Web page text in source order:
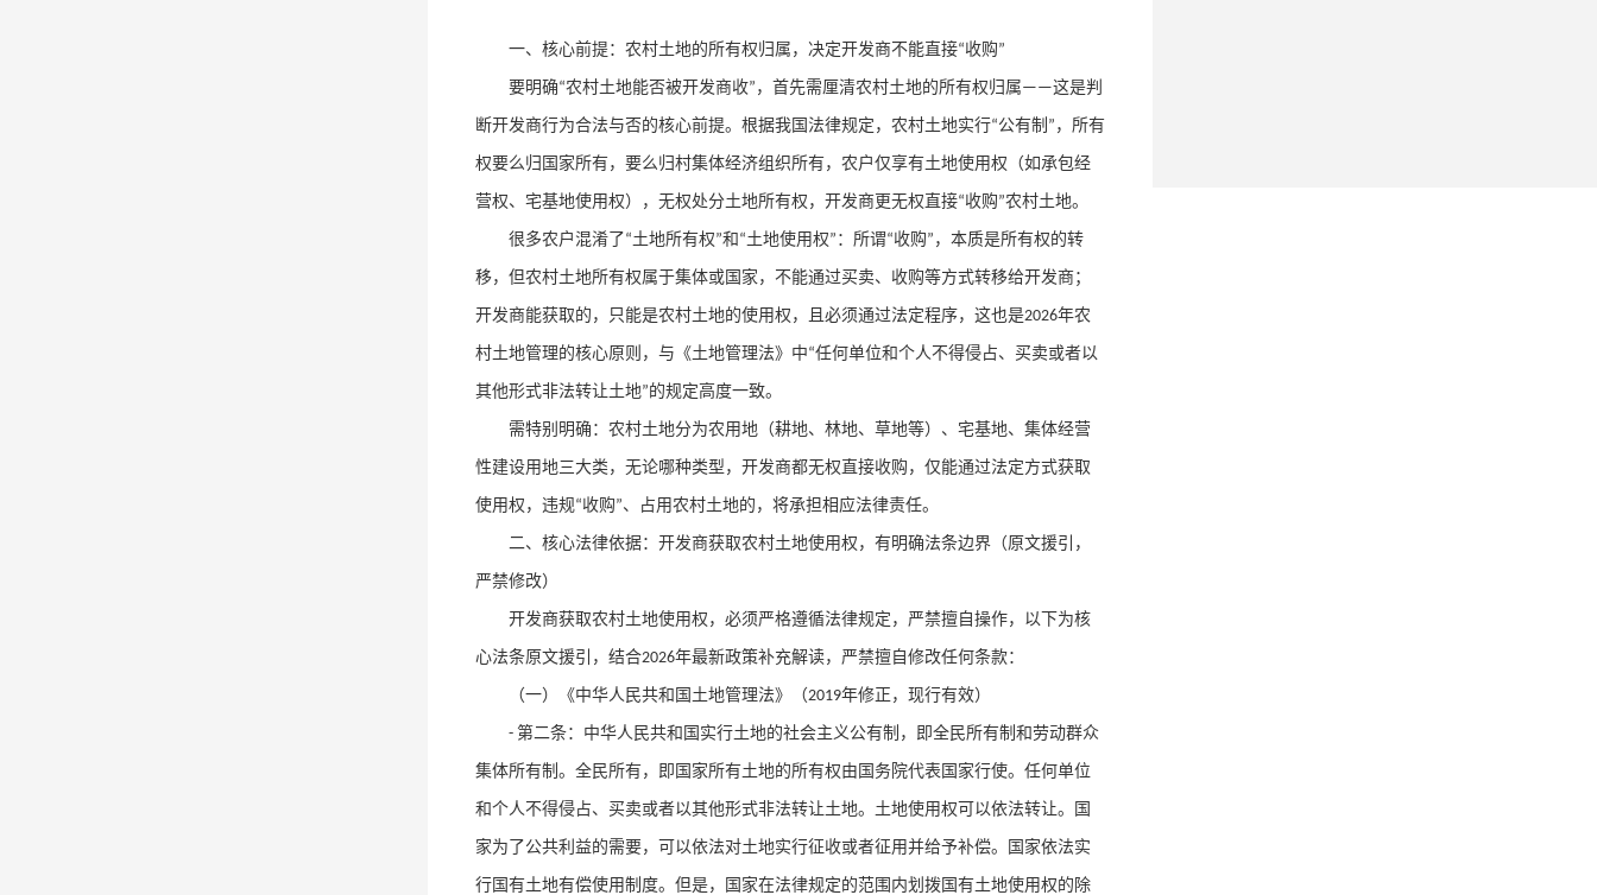
一、核心前提：农村土地的所有权归属，决定开发商不能直接“收购”
要明确“农村土地能否被开发商收” ，首先需厘清农村土地的所有权归属——这是判
断开发商行为合法与否的核心前提。根据我国法律规定，农村土地实行“公有制 ” ，所有
权要么归国家所有，要么归村集体经济组织所有，农户仅享有土地使用权（如承包经
营权、宅基地使用权），无权处分土地所有权，开发商更无权直接“收购”农村土地。
很多农户混淆了“土地所有权”和 “土地使用权” ：所谓“收购” ，本质是所有权的转
移，但农村土地所有权属于集体或国家，不能通过买卖、收购等方式转移给开发商；
开发商能获取的，只能是农村土地的使用权，且必须通过法定程序，这也是2026年农
村土地管理的核心原则，与《土地管理法》中“任何单位和个人不得侵占、买卖或者以
其他形式非法转让土地”的规定高度一致。
需特别明确：农村土地分为农用地（耕地、林地、草地等）、宅基地、集体经营
性建设用地三大类，无论哪种类型，开发商都无权直接收购，仅能通过法定方式获取
使用权，违规“收购”、占用农村土地的，将承担相应法律责任。
二、核心法律依据：开发商获取农村土地使用权，有明确法条边界（原文援引，
严禁修改）
开发商获取农村土地使用权，必须严格遵循法律规定，严禁擅自操作，以下为核
心法条原文援引，结合2026年最新政策补充解读，严禁擅自修改任何条款：
（一）《中华人民共和国土地管理法》（2019年修正，现行有效）
- 第二条：中华人民共和国实行土地的社会主义公有制，即全民所有制和劳动群众
集体所有制。全民所有，即国家所有土地的所有权由国务院代表国家行使。任何单位
和个人不得侵占、买卖或者以其他形式非法转让土地。土地使用权可以依法转让。国
家为了公共利益的需要，可以依法对土地实行征收或者征用并给予补偿。国家依法实
行国有土地有偿使用制度。但是，国家在法律规定的范围内划拨国有土地使用权的除